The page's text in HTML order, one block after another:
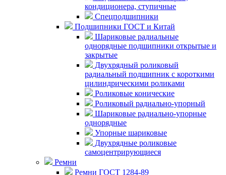
кондиционера, ступичные
Спецподшипники
Подшипники ГОСТ и Китай
Шариковые радиальные
однорядные подшипники открытые и
закрытые
Двухрядный роликовый
радиальный подшипник с короткими
цилиндрическими роликами
Роликовые конические
Роликовый радиально-упорный
Шариковые радиально-упорные
однорядные
Упорные шариковые
Двухрядные роликовые
самоцентрирующиеся
Ремни
Ремни ГОСТ 1284-89